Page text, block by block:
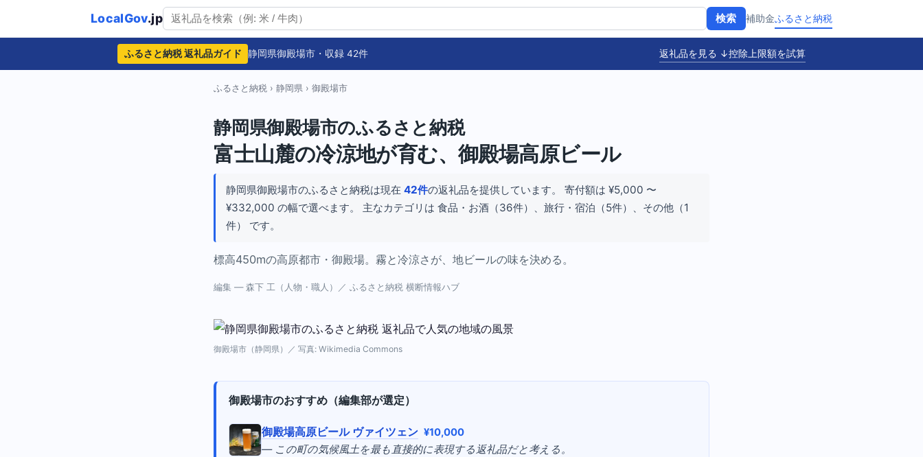
LocalGov.jp 検索 補助金ふるさと納税
ふるさと納税 返礼品ガイド 静岡県御殿場市・収録 42件 返礼品を見る ↓控除上限額を試算
ふるさと納税 ›静岡県 › 御殿場市
静岡県御殿場市のふるさと納税
富士山麓の冷涼地が育む、御殿場高原ビール
静岡県御殿場市のふるさと納税は現在 42件の返礼品を提供しています。 寄付額は ¥5,000 〜
¥332,000 の幅で選べます。 主なカテゴリは 食品・お酒（36件）、旅行・宿泊（5件）、その他（1
件） です。
標高450mの高原都市・御殿場。霧と冷涼さが、地ビールの味を決める。
編集 — 森下 工（人物・職人）／ ふるさと納税 横断情報ハブ
御殿場市（静岡県）／ 写真: Wikimedia Commons
御殿場市のおすすめ（編集部が選定）
御殿場高原ビール ヴァイツェン ¥10,000
— この町の気候風土を最も直接的に表現する返礼品だと考える。